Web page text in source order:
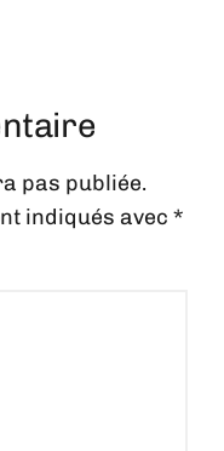
pas publiée.
indiqués avec*